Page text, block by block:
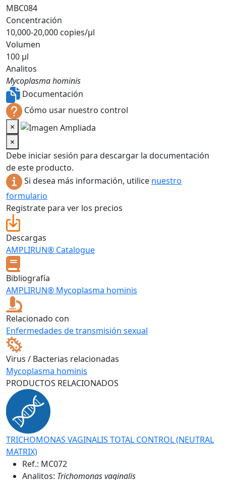
MBC084
Concentración
10,000-20,000 copies/µl
Volumen
100 µl
Analitos
Mycoplasma hominis
Documentación
Cómo usar nuestro control
×
×
Debe iniciar sesión para descargar la documentación
de este producto.
Si desea más información, utilice nuestro
formulario
Registrate para ver los precios
Descargas
AMPLIRUN® Catalogue
Bibliografía
AMPLIRUN® Mycoplasma hominis
Relacionado con
Enfermedades de transmisión sexual
Virus / Bacterias relacionadas
Mycoplasma hominis
PRODUCTOS RELACIONADOS
TRICHOMONAS VAGINALIS TOTAL CONTROL (NEUTRAL
MATRIX)
Ref.: MC072
Analitos: Trichomonas vaginalis